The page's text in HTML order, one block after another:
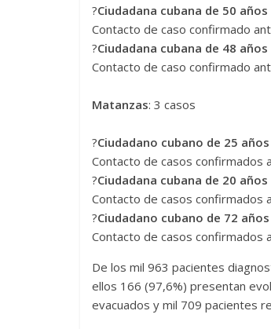
?Ciudadana cubana de 50 años
Contacto de caso confirmado
?Ciudadana cubana de 48 años
Contacto de caso confirmado
Matanzas: 3 casos
?Ciudadano cubano de 25
Contacto de casos confirmados
?Ciudadana cubana de 20 años
Contacto de casos confirmados
?Ciudadano cubano de 72
Contacto de casos confirmados
De los mil 963 pacientes
ellos 166 (97,6%) presentan
evacuados y mil 709 pacientes